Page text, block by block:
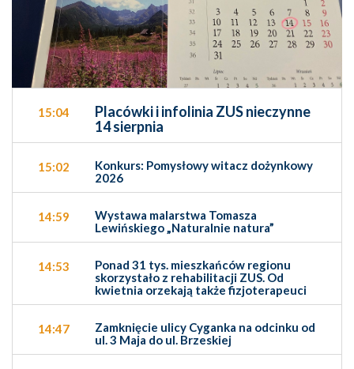
15:04
Placówki i infolinia ZUS nieczynne
14 sierpnia
15:02
Konkurs: Pomysłowy witacz dożynkowy
2026
14:59
Wystawa malarstwa Tomasza
Lewińskiego „Naturalnie natura”
14:53
Ponad 31 tys. mieszkańców regionu
skorzystało z rehabilitacji ZUS. Od
kwietnia orzekają także fizjoterapeuci
14:47
Zamknięcie ulicy Cyganka na odcinku od
ul. 3 Maja do ul. Brzeskiej